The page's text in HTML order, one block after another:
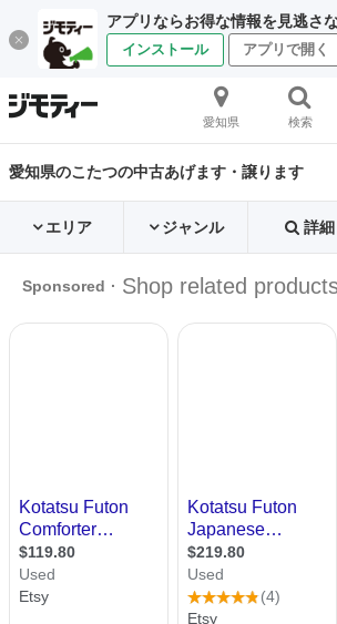
アプリならお得な情報を見逃さ
インストール アプリで開く
愛知県 検索
愛知県のこたつの中古あげます・譲ります
エリア ジャンル 詳細